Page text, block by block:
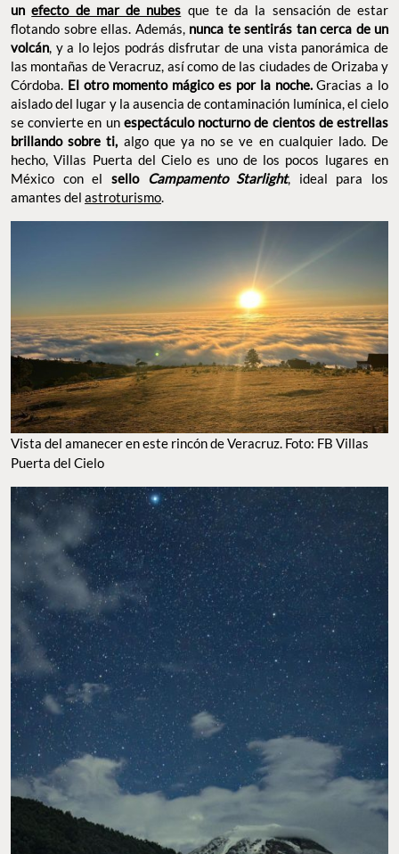
unefecto de mar de nubes que te da la sensación de estar
flotando sobre ellas. Además, nunca te sentirás tan cerca de un
volcán , y a lo lejos podrás disfrutar de una vista panorámica de
las montañas de Veracruz, así como de las ciudades de Orizaba y
Córdoba. El otro momento mágico es por la noche.Gracias a lo
aislado del lugar y la ausencia de contaminación lumínica, el cielo
se convierte en un espectáculo nocturno de cientos de estrellas
brillando sobre ti, algo que ya no se ve en cualquier lado. De
hecho, Villas Puerta del Cielo es uno de los pocos lugares en
México con el sello Campamento Starlight, ideal para los
amantes del astroturismo
Vista del amanecer en este rincón de Veracruz. Foto: FB Villas
Puerta del Cielo